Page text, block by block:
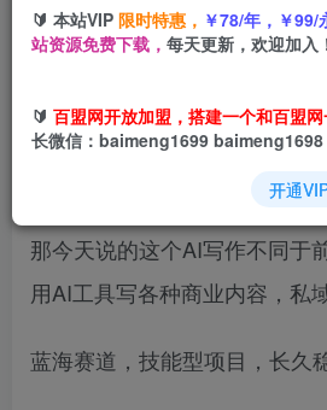
AI视频，AI老照片修复等等，
那今天说的这个AI写作不同于
用AI工具写各种商业内容，私
蓝海赛道，技能型项目，长久
🔰 本站VIP 限时特惠， ￥78/年，￥99/
站资源免费下载， 每天更新，欢迎加入
🔰 百盟网开放加盟，搭建一个和百盟
长微信：baimeng1699 baimeng1698
开通